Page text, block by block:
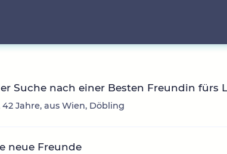
Suche nach einer Besten Freundin fürs
42 Jahre, aus Wien, Döbling
neue Freunde